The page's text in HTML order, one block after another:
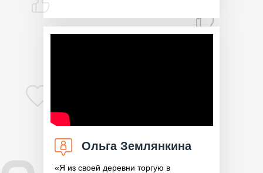
Ольга Землянкина
«Я из своей деревни торгую в